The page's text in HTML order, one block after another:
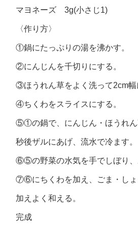
マヨネーズ 3g(小さじ1)
〈作り方〉
①鍋にたっぷりの湯を沸かす。
②にんじんを千切りにする。
③ほうれん草をよく洗って2cm幅
④ちくわをスライスにする。
⑤①の鍋で、にんじん・ほうれん
秒後ザルにあげ、流水で冷ます。
⑥⑤の野菜の水気を手でしぼり、
⑦⑥にちくわを加え、ごま・しょ
加えよく和える。
完成